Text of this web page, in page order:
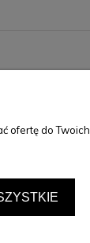
Désir
do